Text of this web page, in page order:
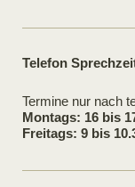
Telefon
Termine nur nach
Montags: 16 bis
Freitags: 9 bis